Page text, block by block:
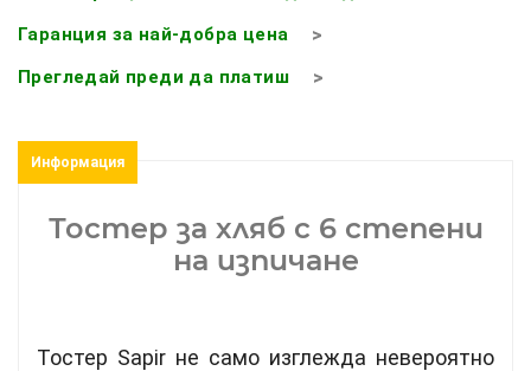
Гаранция за най-добра цена
Прегледай преди да платиш
Информация
Тостер за хляб с 6 степени
на изпичане
Тостер Sapir не само изглежда невероятно